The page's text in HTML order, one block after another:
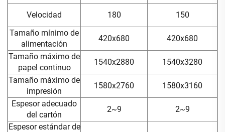
Velocidad 180
150
Tamaño mínimo de
alimentación
420x680
420x680
Tamaño máximo de
papel continuo
1540x2880
1540x3280
Tamaño máximo de
impresión
1580x2760
1580x3160
Espesor adecuado
del cartón
2~9
2~9
Espesor estándar de